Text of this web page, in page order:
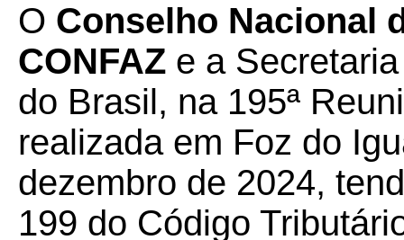
O Conselho Nacional
CONFAZ e a
do Brasil, na 195ª
realizada em Foz do
dezembro de 2024,
199 do Código